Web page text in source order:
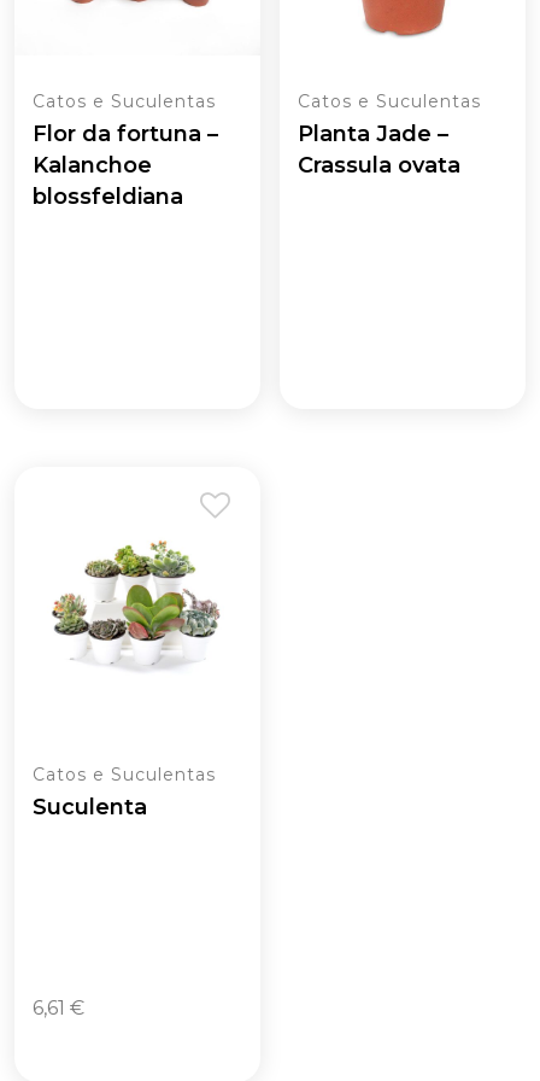
Catos e Suculentas
Flor da fortuna –
Kalanchoe
blossfeldiana
Catos e Suculentas
Planta Jade –
Crassula ovata
Catos e Suculentas
Suculenta
6,61 €